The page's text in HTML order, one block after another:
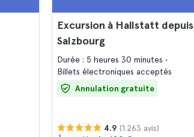
Excursion à Hallstatt depuis
Salzbourg
Durée : 5 heures 30 minutes
Billets électroniques acceptés
Annulation gratuite
4.9 (1.263 avis)